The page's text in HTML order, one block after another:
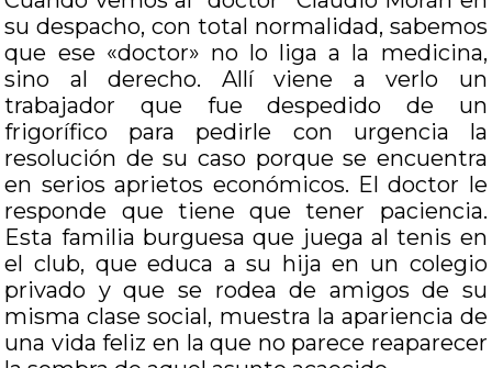
su despacho, con total normalidad, sabemos
que ese «doctor» no lo liga a la medicina,
sino al derecho. Allí viene a verlo un
trabajador que fue despedido de un
frigorífico para pedirle con urgencia la
resolución de su caso porque se encuentra
en serios aprietos económicos. El doctor le
responde que tiene que tener paciencia.
Esta familia burguesa que juega al tenis en
el club, que educa a su hija en un colegio
privado y que se rodea de amigos de su
misma clase social, muestra la apariencia de
una vida feliz en la que no parece reaparecer